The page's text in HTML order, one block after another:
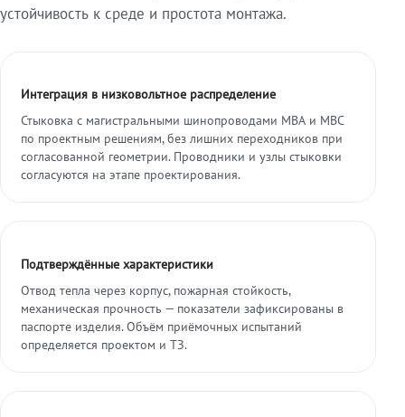
устойчивость к среде и простота монтажа.
Интеграция в низковольтное распределение
Стыковка с магистральными шинопроводами МВА и МВС
по проектным решениям, без лишних переходников при
согласованной геометрии. Проводники и узлы стыковки
согласуются на этапе проектирования.
Подтверждённые характеристики
Отвод тепла через корпус, пожарная стойкость,
механическая прочность — показатели зафиксированы в
паспорте изделия. Объём приёмочных испытаний
определяется проектом и ТЗ.